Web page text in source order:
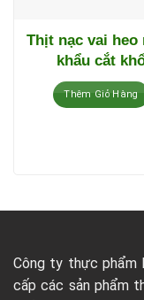
Thịt nạc vai heo
khẩu cắt
Thêm Giỏ Hàng
Công ty thực phẩm
cấp các sản phẩm